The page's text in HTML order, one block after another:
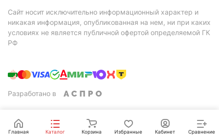
Сайт носит исключительно информационный характер и
никакая информация, опубликованная на нем, ни при каких
условиях не является публичной офертой определяемой ГК
РФ
Разработано в
Главная Каталог Корзина Избранные Кабинет Сравнение